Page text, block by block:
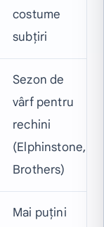
costume
subțiri
Sezon de
vârf pentru
rechini
(Elphinstone,
Brothers)
Mai puțini